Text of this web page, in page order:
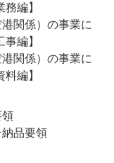
編】
関係）の事業に
編】
関係）の事業に
編】
品要領